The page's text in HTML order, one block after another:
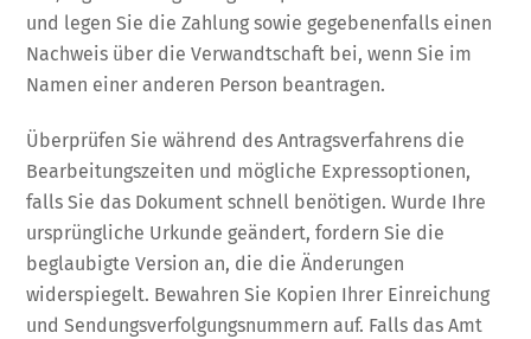
und legen Sie die Zahlung sowie gegebenenfalls einen
Nachweis über die Verwandtschaft bei, wenn Sie im
Namen einer anderen Person beantragen.
Überprüfen Sie während des Antragsverfahrens die
Bearbeitungszeiten und mögliche Expressoptionen,
falls Sie das Dokument schnell benötigen. Wurde Ihre
ursprüngliche Urkunde geändert, fordern Sie die
beglaubigte Version an, die die Änderungen
widerspiegelt. Bewahren Sie Kopien Ihrer Einreichung
und Sendungsverfolgungsnummern auf. Falls das Amt